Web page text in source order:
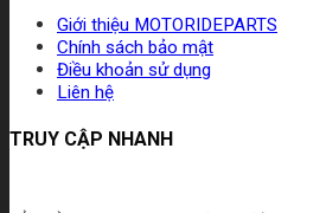
Giới thiệu MOTORIDEPARTS
Chính sách bảo mật
Điều khoản sử dụng
Liên hệ
TRUY CẬP NHANH